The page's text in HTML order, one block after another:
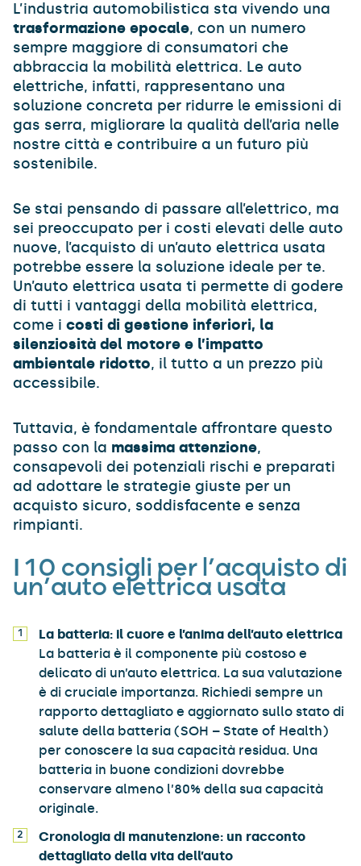
L’industria automobilistica sta vivendo una
trasformazione epocale, con un numero
sempre maggiore di consumatori che
abbraccia la mobilità elettrica. Le auto
elettriche, infatti, rappresentano una
soluzione concreta per ridurre le emissioni di
gas serra, migliorare la qualità dell’aria nelle
nostre città e contribuire a un futuro più
sostenibile.
Se stai pensando di passare all’elettrico, ma
sei preoccupato per i costi elevati delle auto
nuove, l’acquisto di un’auto elettrica usata
potrebbe essere la soluzione ideale per te.
Un’auto elettrica usata ti permette di godere
di tutti i vantaggi della mobilità elettrica,
come i costi di gestione inferiori, la
silenziosità del motore e l’impatto
ambientale ridotto, il tutto a un prezzo più
accessibile.
Tuttavia, è fondamentale affrontare questo
passo con la massima attenzione,
consapevoli dei potenziali rischi e preparati
ad adottare le strategie giuste per un
acquisto sicuro, soddisfacente e senza
rimpianti.
I 10 consigli per l’acquisto di
un’auto elettrica usata
La batteria: il cuore e l’anima dell’auto elettrica
La batteria è il componente più costoso e
delicato di un’auto elettrica. La sua valutazione
è di cruciale importanza. Richiedi sempre un
rapporto dettagliato e aggiornato sullo stato di
salute della batteria (SOH – State of Health)
per conoscere la sua capacità residua. Una
batteria in buone condizioni dovrebbe
conservare almeno l’80% della sua capacità
originale.
Cronologia di manutenzione: un racconto
dettagliato della vita dell’auto